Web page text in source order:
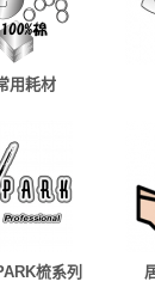
用耗材
梳系列